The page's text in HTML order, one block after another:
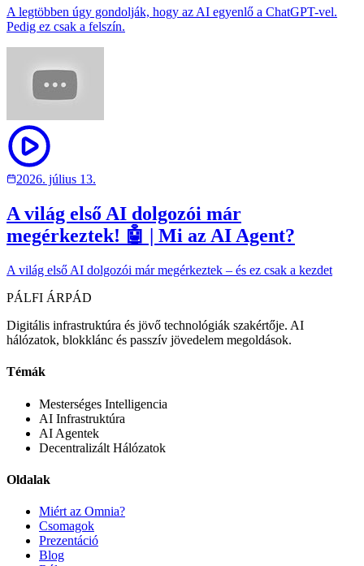
A legtöbben úgy gondolják, hogy az AI egyenlő a ChatGPT-vel.
Pedig ez csak a felszín.
2026. július 13.
A világ első AI dolgozói már
megérkeztek! 🤖 | Mi az AI Agent?
A világ első AI dolgozói már megérkeztek – és ez csak a kezdet
PÁLFI ÁRPÁD
Digitális infrastruktúra és jövő technológiák szakértője. AI
hálózatok, blokklánc és passzív jövedelem megoldások.
Témák
Mesterséges Intelligencia
AI Infrastruktúra
AI Agentek
Decentralizált Hálózatok
Oldalak
Miért az Omnia?
Csomagok
Prezentáció
Blog